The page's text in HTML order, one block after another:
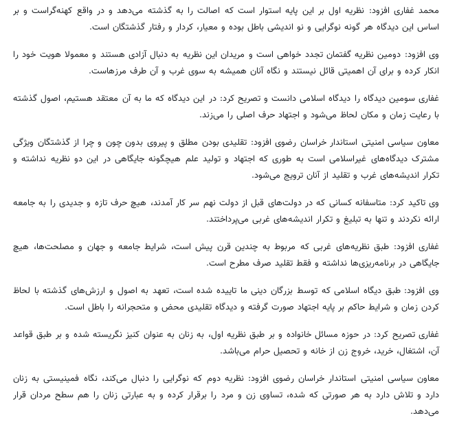
محمد غفاری افزود: نظریه اول بر این پایه استوار است که اصالت را به گذشته می‌دهد و در واقع کهنه‌گراست و بر
اساس این دیدگاه هر گونه نوگرایی و نو اندیشی باطل بوده و معیار، کردار و رفتار گذشتگان است.
وی افزود: دومین نظریه گفتمان تجدد خواهی است و مریدان این نظریه به دنبال آزادی هستند و معمولا هویت خود را
انکار کرده و برای آن اهمیتی قائل نیستند و نگاه آنان همیشه به سوی غرب و آن طرف مرزهاست.
غفاری سومین دیدگاه را دیدگاه اسلامی دانست و تصریح کرد: در این دیدگاه که ما به آن معتقد هستیم، اصول گذشته
با رعایت زمان و مکان لحاظ می‌شود و اجتهاد حرف اصلی را می‌زند.
معاون سیاسی امنیتی استاندار خراسان رضوی افزود: تقلیدی بودن مطلق و پیروی بدون چون و چرا از گذشتگان ویژگی
مشترک دیدگاه‌های غیراسلامی است به طوری که اجتهاد و تولید علم هیچگونه جایگاهی در این دو نظریه نداشته و
تکرار اندیشه‌های غرب و تقلید از آنان ترویج می‌شود.
وی تاکید کرد: متاسفانه کسانی که در دولتهای قبل از دولت نهم سر کار آمدند، هیچ حرف تازه و جدیدی را به جامعه
ارائه نکردند و تنها به تبلیغ و تکرار اندیشه‌های غربی میپرداختند.
غفاری افزود: طبق نظریه‌های غربی که مربوط به چندین قرن پیش است، شرایط جامعه و جهان و مصلحت‌ها، هیچ
جایگاهی در برنامه‌ریزی‌ها نداشته و فقط تقلید صرف مطرح است.
وی افزود: طبق دیگاه اسلامی که توسط بزرگان دینی ما تاییده شده است، تعهد به اصول و ارزش‌های گذشته با لحاظ
کردن زمان و شرایط حاکم بر پایه اجتهاد صورت گرفته و دیدگاه تقلیدی محض و متحجرانه را باطل است.
غفاری تصریح کرد: در حوزه مسائل خانواده و بر طبق نظریه اول، به زنان به عنوان کنیز نگریسته شده و بر طبق قواعد
آن، اشتغال، خرید، خروج زن از خانه و تحصیل حرام می‌باشد.
معاون سیاسی امنیتی استاندار خراسان رضوی افزود: نظریه دوم که نوگرایی را دنبال می‌کند، نگاه فمینیستی به زنان
دارد و تلاش دارد به هر صورتی که شده، تساوی زن و مرد را برقرار کرده و به عبارتی زنان را هم سطح مردان قرار
می‌دهد.